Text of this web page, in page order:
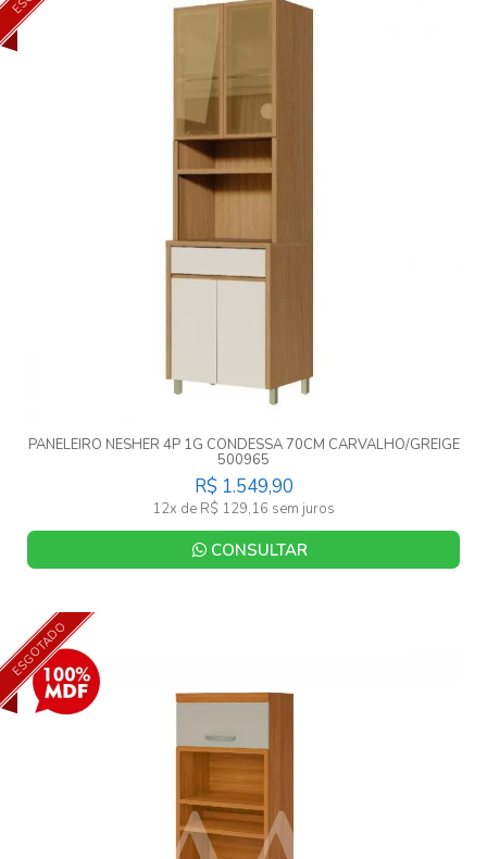
PANELEIRO NESHER 4P 1G CONDESSA 70CM CARVALHO/GREIGE
500965
R$ 1.549,90
12x de R$ 129,16 sem juros
CONSULTAR
ESGOTADO